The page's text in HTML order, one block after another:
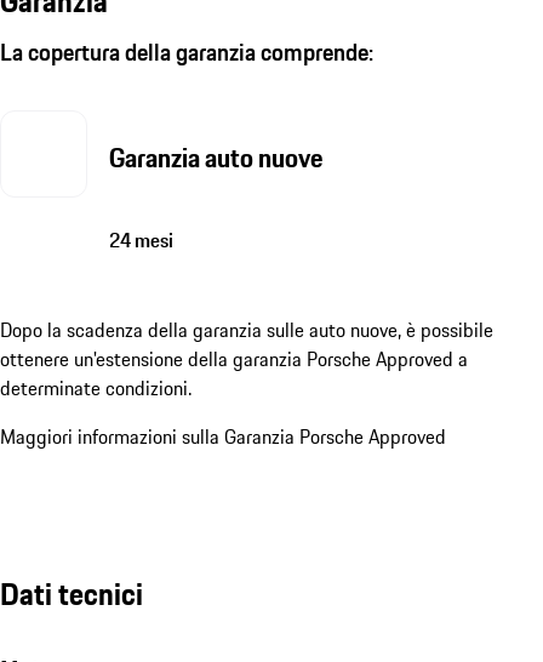
La copertura della garanzia comprende:
Garanzia auto nuove
24 mesi
Dopo la scadenza della garanzia sulle auto nuove, è possibile
ottenere un'estensione della garanzia Porsche Approved a
determinate condizioni.
Maggiori informazioni sulla Garanzia Porsche Approved
Dati tecnici